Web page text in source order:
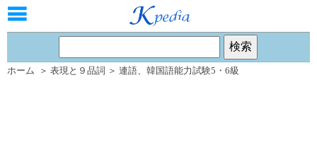
ホーム ＞ 表現と９品詞 ＞ 連語、 韓国語能力試験5・6級